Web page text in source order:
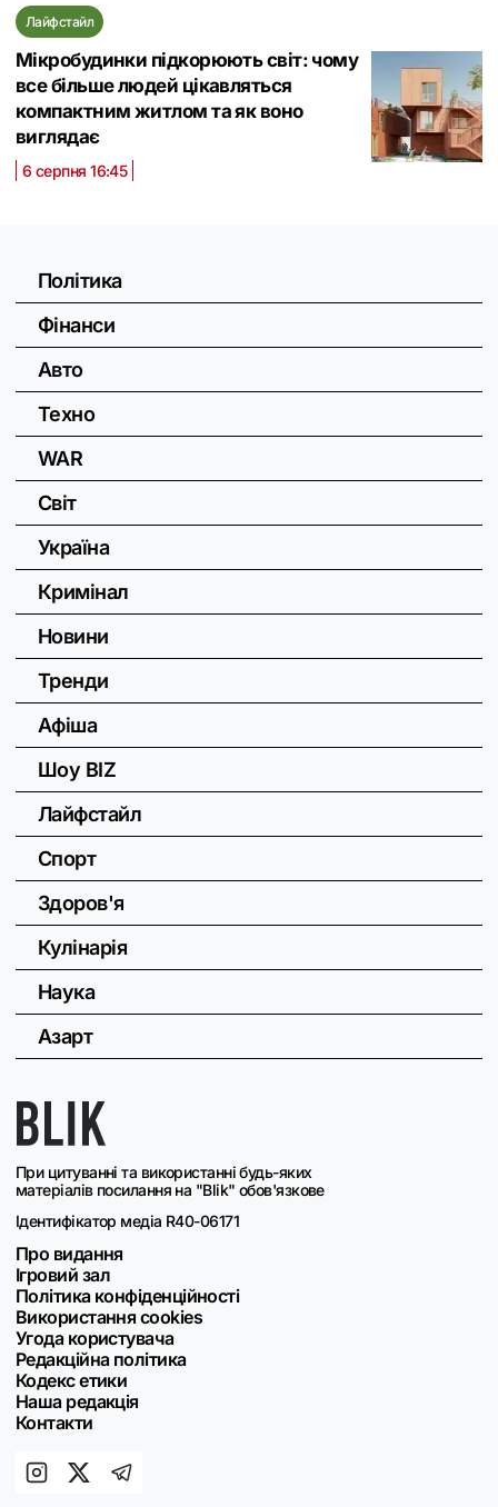
Лайфстайл
Мікробудинки підкорюють світ: чому
все більше людей цікавляться
компактним житлом та як воно
виглядає
6 серпня 16:45
При цитуванні та використанні будь-яких
матеріалів посилання на "Blik" обов'язкове
Ідентифікатор медіа R40-06171
Про видання
Ігровий зал
Політика конфіденційності
Використання cookies
Угода користувача
Редакційна політика
Кодекс етики
Наша редакція
Контакти
Політика
Фінанси
Авто
Техно
WAR
Світ
Україна
Кримінал
Новини
Тренди
Афіша
Шоу BIZ
Лайфстайл
Спорт
Здоров'я
Кулінарія
Наука
Азарт